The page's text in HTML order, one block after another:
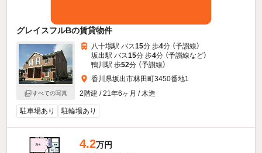
グレイスフルBの賃貸物件
すべての写真
八十場駅 バス15分 歩4分 （予讃線）
坂出駅 バス15分 歩4分 （予讃線など）
鴨川駅 歩52分 （予讃線）
香川県坂出市林田町3450番地1
2階建 / 21年6ヶ月 / 木造
駐車場あり 駐輪場あり
4.2万円